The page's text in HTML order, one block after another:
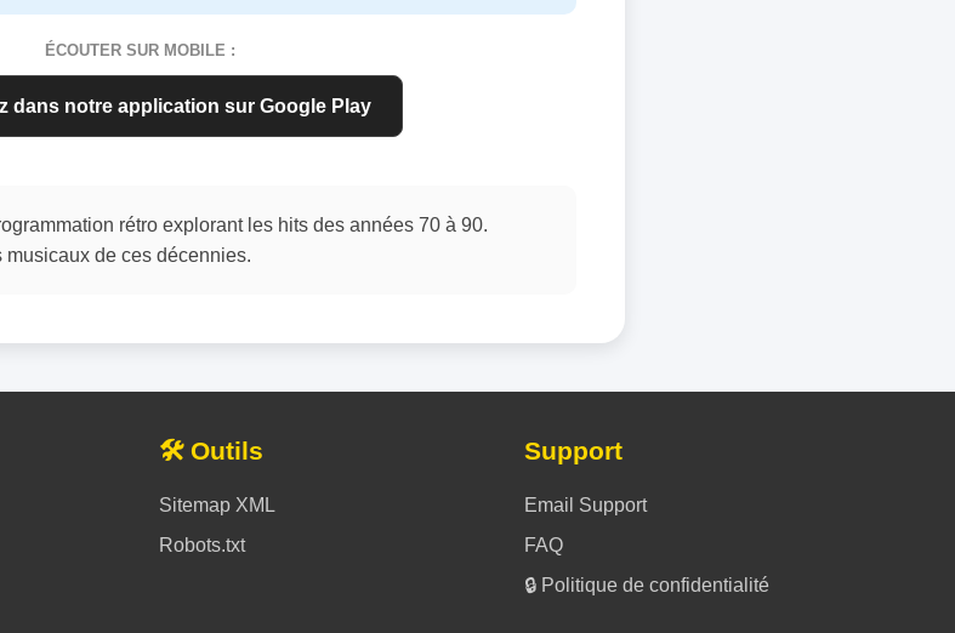
ÉCOUTER SUR MOBILE :
dans notre application sur Google Play
rétro explorant les hits des années 70 à 90.
de ces décennies.
🛠️ Outils
Sitemap XML
Robots.txt
Support
Email Support
FAQ
🔒 Politique de confidentialité